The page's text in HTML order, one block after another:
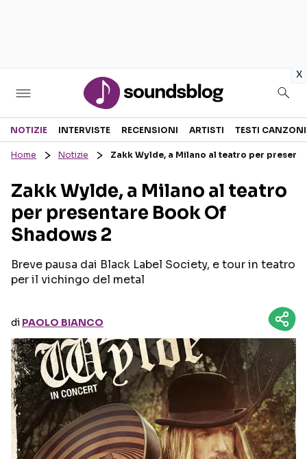
x
Sezioni
RECENSIONI MUSICALI
INTERVISTE
GOSSIP E CURIOSITÀ
TESTI CANZONI
TOUR ED EVENTI
Seguici sui social
NOTIZIE INTERVISTE RECENSIONI ARTISTI TESTI CANZONI
Home Notizie Zakk Wylde, a Milano al teatro per
Zakk Wylde, a Milano al teatro
per presentare Book Of
Shadows 2
Breve pausa dai Black Label Society, e tour in teatro
per il vichingo del metal
di PAOLO BIANCO